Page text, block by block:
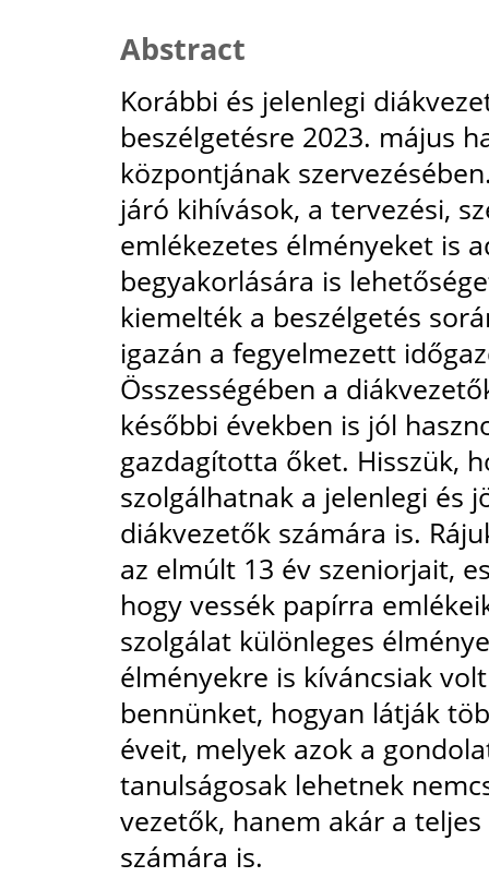
Abstract
Korábbi és jelenlegi
beszélgetésre 2023. május
központjának
járó kihívások, a tervezési,
emlékezetes élményeket is
begyakorlására is
kiemelték a beszélgetés
igazán a fegyelmezett
Összességében a
későbbi években is jól
gazdagította őket. Hisszük,
szolgálhatnak a jelenlegi és
diákvezetők számára is.
az elmúlt 13 év szeniorjait,
hogy vessék papírra
szolgálat különleges
élményekre is kíváncsiak
bennünket, hogyan látják
éveit, melyek azok a
tanulságosak lehetnek
vezetők, hanem akár a
számára is.